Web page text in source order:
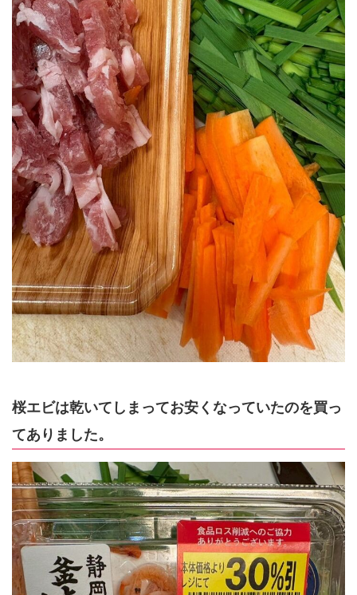
桜エビは乾いてしまってお安くなっていたのを買っ
てありました。